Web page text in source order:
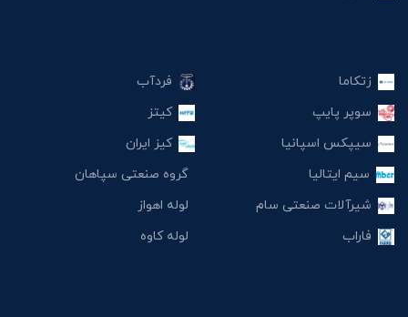
زتکاما
سوپر پایپ
سیپکس اسپانیا
سیم ایتالیا
شیرآلات صنعتی سام
فاراب
فردآب
کیتز
کیز ایران
گروه صنعتی سپاهان
لوله اهواز
لوله کاوه